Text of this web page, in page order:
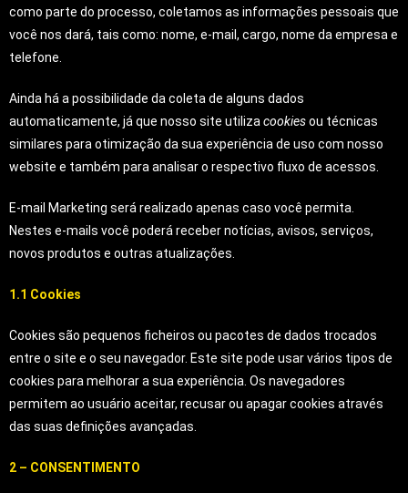
como parte do processo, coletamos as informações pessoais que
você nos dará, tais como: nome, e-mail, cargo, nome da empresa e
telefone.
Ainda há a possibilidade da coleta de alguns dados
automaticamente, já que nosso site utiliza cookiesou técnicas
similares para otimização da sua experiência de uso com nosso
website e também para analisar o respectivo fluxo de acessos.
E-mail Marketing será realizado apenas caso você permita.
Nestes e-mails você poderá receber notícias, avisos, serviços,
novos produtos e outras atualizações.
1.1 Cookies
Cookies são pequenos ficheiros ou pacotes de dados trocados
entre o site e o seu navegador. Este site pode usar vários tipos de
cookies para melhorar a sua experiência. Os navegadores
permitem ao usuário aceitar, recusar ou apagar cookies através
das suas definições avançadas.
2 – CONSENTIMENTO